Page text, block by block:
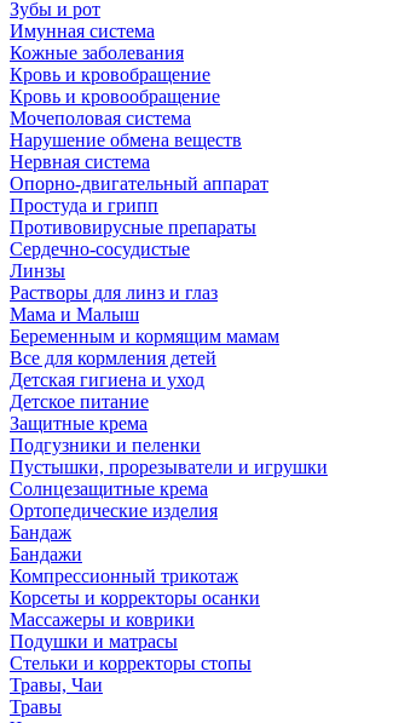
Зубы и рот
Имунная система
Кожные заболевания
Кровь и кровобращение
Кровь и кровообращение
Мочеполовая система
Нарушение обмена веществ
Нервная система
Опорно-двигательный аппарат
Простуда и грипп
Противовирусные препараты
Сердечно-сосудистые
Линзы
Растворы для линз и глаз
Мама и Малыш
Беременным и кормящим мамам
Все для кормления детей
Детская гигиена и уход
Детское питание
Защитные крема
Подгузники и пеленки
Пустышки, прорезыватели и игрушки
Солнцезащитные крема
Ортопедические изделия
Бандаж
Бандажи
Компрессионный трикотаж
Корсеты и корректоры осанки
Массажеры и коврики
Подушки и матрасы
Стельки и корректоры стопы
Травы, Чаи
Травы